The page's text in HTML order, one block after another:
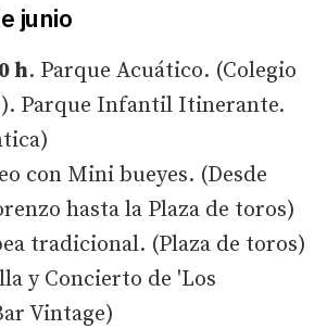
junio
h. Parque Acuático. (Colegio
Parque Infantil Itinerante.
con Mini bueyes. (Desde
hasta la Plaza de toros)
tradicional. (Plaza de toros)
y Concierto de 'Los
Vintage)